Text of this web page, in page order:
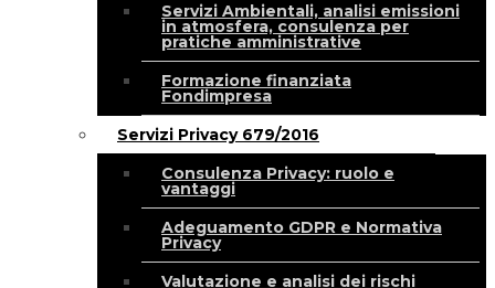
Servizi Ambientali, analisi emissioni
in atmosfera, consulenza per
pratiche amministrative
Formazione finanziata
Fondimpresa
Servizi Privacy 679/2016
Consulenza Privacy: ruolo e
vantaggi
Adeguamento GDPR e Normativa
Privacy
Valutazione e analisi dei rischi